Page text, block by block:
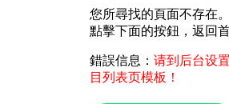
您所尋找的頁面不存在
點擊下面的按鈕，返回首
錯誤信息： 请到后台设
目列表页模板！